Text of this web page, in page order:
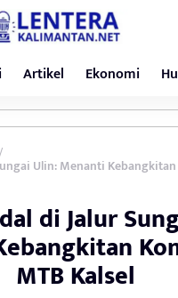
Artikel Ekonomi
/
Ulin: Menanti
di Jalur
MTB Kalsel